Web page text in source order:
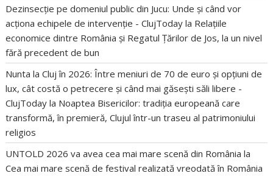
Dezinsecție pe domeniul public din Jucu: Unde și când vor
acționa echipele de intervenție - ClujToday la Relațiile
economice dintre România și Regatul Țărilor de Jos, la un nivel
fără precedent de bun
Nunta la Cluj în 2026: Între meniuri de 70 de euro și opțiuni de
lux, cât costă o petrecere și când mai găsești săli libere -
ClujToday la Noaptea Bisericilor: tradiția europeană care
transformă, în premieră, Clujul într-un traseu al patrimoniului
religios
UNTOLD 2026 va avea cea mai mare scenă din România la
Cea mai mare scenă de festival realizată vreodată în România